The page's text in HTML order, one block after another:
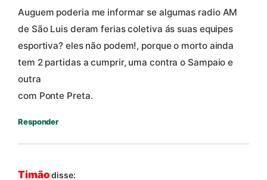
Auguem poderia me informar se algumas radio AM
de São Luis deram ferias coletiva ás suas equipes
esportiva? eles não podem!, porque o morto ainda
tem 2 partidas a cumprir, uma contra o Sampaio e
outra
com Ponte Preta.
Responder
Timão disse: